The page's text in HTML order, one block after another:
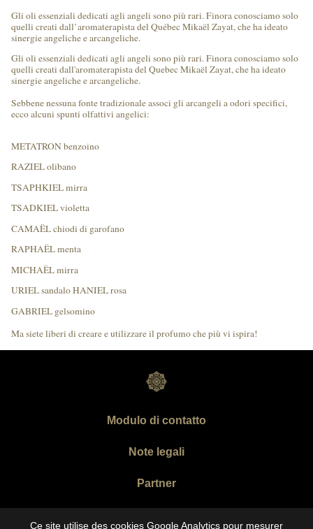
Ce site utilise des cookies Google Analytics pour mesurer
Gli oli essenziali dedicati agli angeli sono più rari. Finora conosciamo solo
quelli creati dall’aromaterapista del Québec Mikaël Zayat, che ha ideato
sinergie angeliche e arcangeliche.
Gli oli essenziali dedicati agli angeli sono più rari. Finora conosciamo solo
quelli creati dall'aromaterapista del Quebec Mikaël Zayat, che ha ideato
sinergie angeliche e arcangeliche.
Sebbene nessuna fonte tradizionale associ gli arcangeli a odori specifici,
ecco alcuni spunti olfattivi angelici:
METATRON benzoino
RAZIEL olibano
TSAPHKIEL mirra
TSADKIEL violetta
CAMAËL chiodi di garofano
RAPHAËL menta
MICHAËL mirra
URIEL sandalo HANIEL rosa
GABRIEL gelsomino
Ma siete liberi di creare e utilizzare il profumo che più vi ispira!
Modulo di contatto
Note legali
Partner